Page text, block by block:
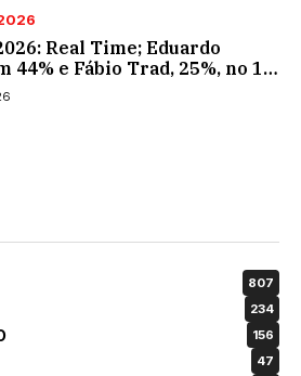
Real Time; Eduardo
44% e Fábio Trad, 25%, no 1º
o governo do MS
807
234
156
47